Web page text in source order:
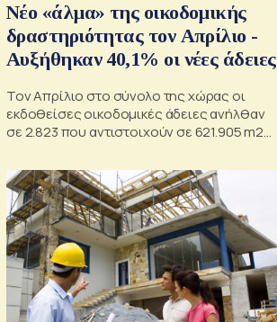
Νέο «άλμα» της οικοδομικής
δραστηριότητας τον Απρίλιο -
Αυξήθηκαν 40,1% οι νέες άδειες
Τον Απρίλιο στο σύνολο της χώρας οι
εκδοθείσες οικοδομικές άδειες ανήλθαν
σε 2.823 που αντιστοιχούν σε 621.905 m2